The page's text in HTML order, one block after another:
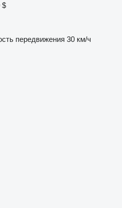
$
передвижения 30 км/ч